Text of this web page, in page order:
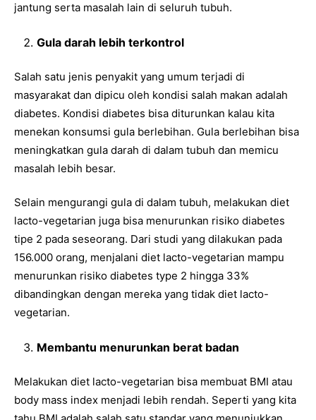
jantung serta masalah lain di seluruh tubuh.
Gula darah lebih terkontrol
Salah satu jenis penyakit yang umum terjadi di
masyarakat dan dipicu oleh kondisi salah makan adalah
diabetes. Kondisi diabetes bisa diturunkan kalau kita
menekan konsumsi gula berlebihan. Gula berlebihan bisa
meningkatkan gula darah di dalam tubuh dan memicu
masalah lebih besar.
Selain mengurangi gula di dalam tubuh, melakukan diet
lacto-vegetarian juga bisa menurunkan risiko diabetes
tipe 2 pada seseorang. Dari studi yang dilakukan pada
156.000 orang, menjalani diet lacto-vegetarian mampu
menurunkan risiko diabetes type 2 hingga 33%
dibandingkan dengan mereka yang tidak diet lacto-
vegetarian.
Membantu menurunkan berat badan
Melakukan diet lacto-vegetarian bisa membuat BMI atau
body mass index menjadi lebih rendah. Seperti yang kita